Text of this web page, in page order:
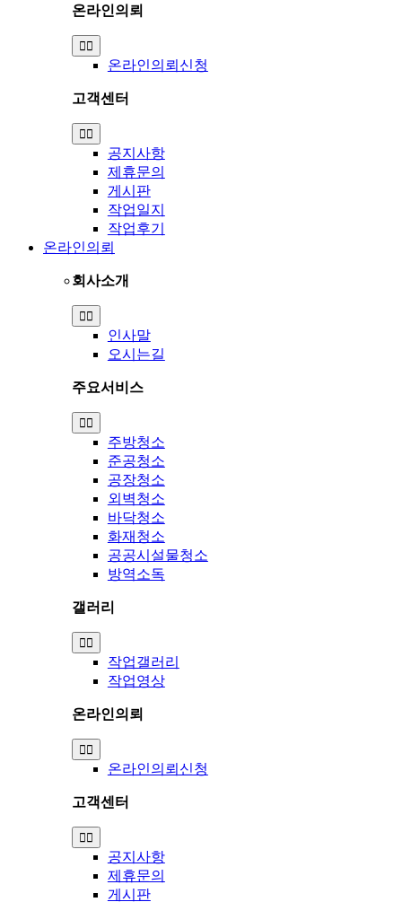
온라인의뢰
Toggle
Navigation
온라인의뢰신청
고객센터
Toggle
Navigation
공지사항
제휴문의
게시판
작업일지
작업후기
온라인의뢰
회사소개
Toggle
Navigation
인사말
오시는길
주요서비스
Toggle
Navigation
주방청소
준공청소
공장청소
외벽청소
바닥청소
화재청소
공공시설물청소
방역소독
갤러리
Toggle
Navigation
작업갤러리
작업영상
온라인의뢰
Toggle
Navigation
온라인의뢰신청
고객센터
Toggle
Navigation
공지사항
제휴문의
게시판